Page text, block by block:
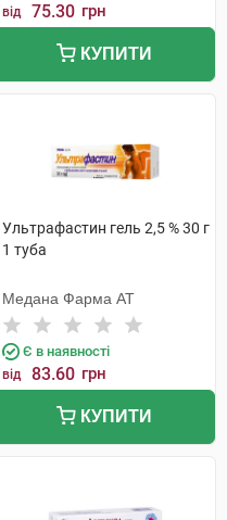
від 75.30 грн
КУПИТИ
Ультрафастин гель 2,5 % 30 г
1 туба
Медана Фарма АТ
Є в наявності
від 83.60 грн
КУПИТИ